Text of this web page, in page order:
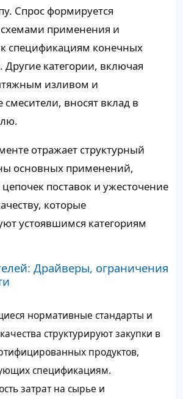
Спрос формируется
применения и
спецификациям конечных
Другие категории, включая
изливом и
вносят вклад в
отражает структурный
основных применений,
поставок и ужесточение
которые
устоявшимся категориям
Драйверы, ограничения
нормативные стандарты и
структурируют закупки в
продуктов,
спецификациям.
затрат на сырье и